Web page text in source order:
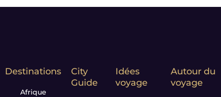
Destinations
Afrique
City
Guide
Idées
voyage
Autour du
voyage